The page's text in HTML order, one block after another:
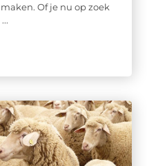
Of je nu op zoek